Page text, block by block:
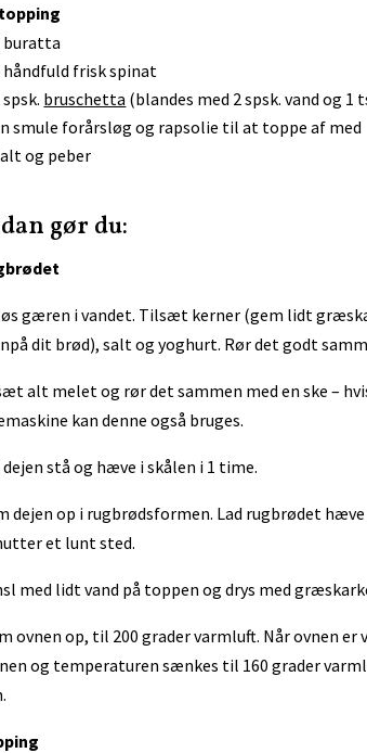
buratta
håndfuld frisk spinat
spsk. bruschetta (blandes med 2 spsk. vand og 1
smule forårsløg og rapsolie til at toppe af med
og peber
gør du:
gæren i vandet. Tilsæt kerner (gem lidt
dit brød), salt og yoghurt. Rør det godt
alt melet og rør det sammen med en ske –
kan denne også bruges.
dejen stå og hæve i skålen i 1 time.
dejen op i rugbrødsformen. Lad rugbrødet hæve
et lunt sted.
med lidt vand på toppen og drys med
ovnen op, til 200 grader varmluft. Når ovnen
og temperaturen sænkes til 160 grader